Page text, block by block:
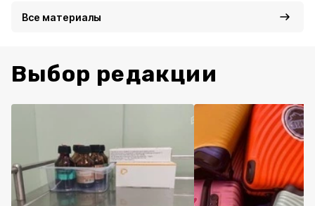
Все материалы
Выбор редакции